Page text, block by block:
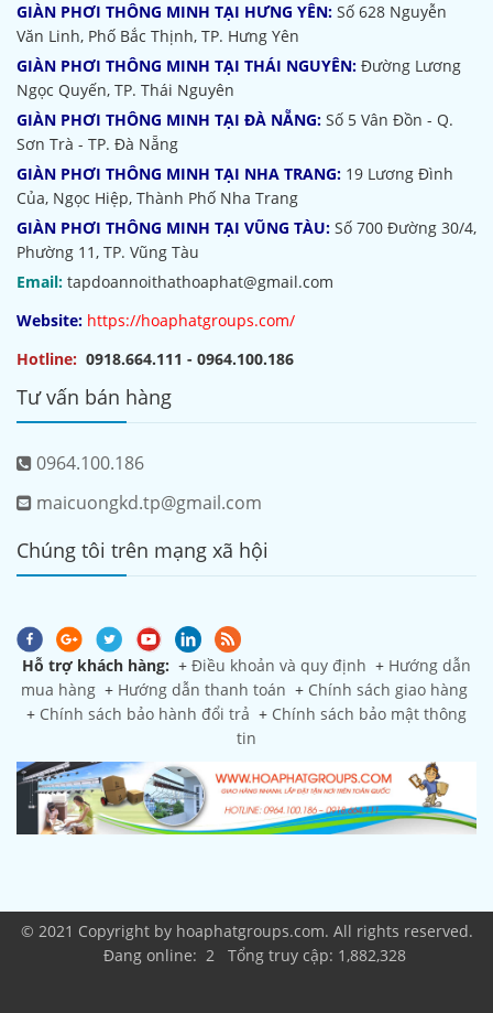
GIÀN PHƠI THÔNG MINH TẠI HƯNG YÊN: Số 628 Nguyễn
Văn Linh, Phố Bắc Thịnh, TP. Hưng Yên
GIÀN PHƠI THÔNG MINH TẠI THÁI NGUYÊN: Đường Lương
Ngọc Quyến, TP. Thái Nguyên
GIÀN PHƠI THÔNG MINH TẠI ĐÀ NẴNG: Số 5 Vân Đồn - Q.
Sơn Trà - TP. Đà Nẵng
GIÀN PHƠI THÔNG MINH TẠI NHA TRANG: 19 Lương Đình
Của, Ngọc Hiệp, Thành Phố Nha Trang
GIÀN PHƠI THÔNG MINH TẠI VŨNG TÀU: Số 700 Đường 30/4,
Phường 11, TP. Vũng Tàu
Email: tapdoannoithathoaphat@gmail.com
Website: https://hoaphatgroups.com/
Hotline: 0918.664.111 - 0964.100.186
Tư vấn bán hàng
0964.100.186
maicuongkd.tp@gmail.com
Chúng tôi trên mạng xã hội
Hỗ trợ khách hàng: + Điều khoản và quy định + Hướng dẫn
mua hàng + Hướng dẫn thanh toán + Chính sách giao hàng
+ Chính sách bảo hành đổi trả + Chính sách bảo mật thông
tin
© 2021 Copyright by hoaphatgroups.com. All rights reserved.
Đang online: 2 Tổng truy cập: 1,882,328